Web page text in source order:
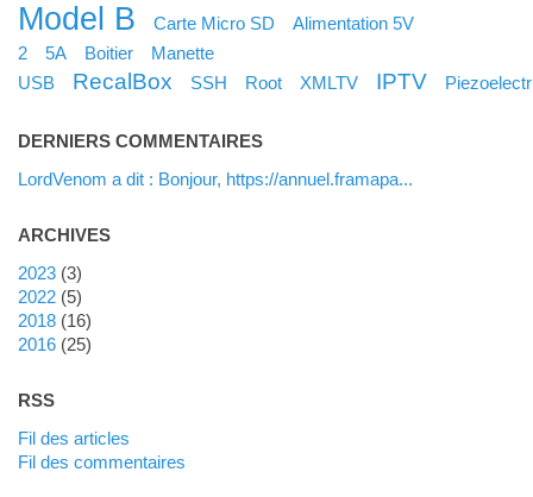
Model B
Carte Micro SD
Alimentation 5V
2
5A Boitier
Manette
USB
RecalBox SSH Root XMLTV IPTV
DERNIERS COMMENTAIRES
LordVenom a dit : Bonjour, https://annuel.framapa...
ARCHIVES
2023(3)
2022(5)
2018(16)
2016(25)
RSS
Fil des articles
Fil des commentaires